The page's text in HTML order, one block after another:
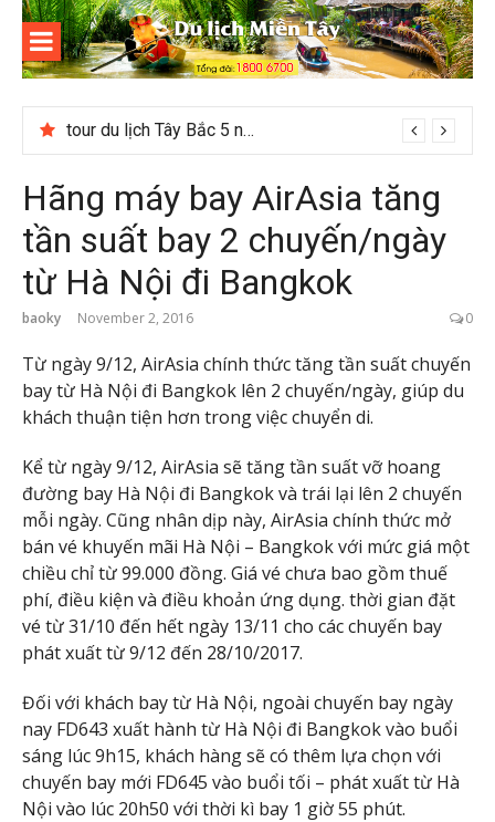
Skip
content
Du lịch
Miền Tây
tour du lịch Tây Bắc 5 ngày 4 đêm giá hờiChecklist quán cà phê đẹp dịp 2/9 ở Đà Lạt nên ghé
Hãng máy bay AirAsia tăng
tần suất bay 2 chuyến/ngày
từ Hà Nội đi Bangkok
baoky November 2, 2016 0
Từ ngày 9/12, AirAsia chính thức tăng tần suất chuyến
bay từ Hà Nội đi Bangkok lên 2 chuyến/ngày, giúp du
khách thuận tiện hơn trong việc chuyển di.
Kể từ ngày 9/12, AirAsia sẽ tăng tần suất vỡ hoang
đường bay Hà Nội đi Bangkok và trái lại lên 2 chuyến
mỗi ngày. Cũng nhân dịp này, AirAsia chính thức mở
bán vé khuyến mãi Hà Nội – Bangkok với mức giá một
chiều chỉ từ 99.000 đồng. Giá vé chưa bao gồm thuế
phí, điều kiện và điều khoản ứng dụng. thời gian đặt
vé từ 31/10 đến hết ngày 13/11 cho các chuyến bay
phát xuất từ 9/12 đến 28/10/2017.
Đối với khách bay từ Hà Nội, ngoài chuyến bay ngày
nay FD643 xuất hành từ Hà Nội đi Bangkok vào buổi
sáng lúc 9h15, khách hàng sẽ có thêm lựa chọn với
chuyến bay mới FD645 vào buổi tối – phát xuất từ Hà
Nội vào lúc 20h50 với thời kì bay 1 giờ 55 phút.